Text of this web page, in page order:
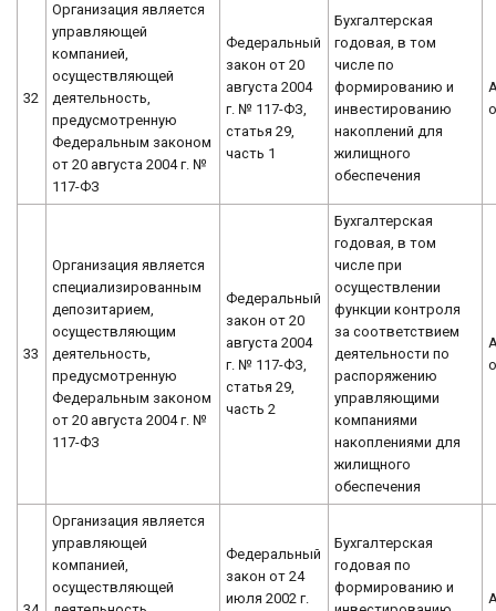
32
Организация является
управляющей
компанией,
осуществляющей
деятельность,
предусмотренную
Федеральным законом
от 20 августа 2004 г. №
117-ФЗ
Федеральный
закон от 20
августа 2004
г. № 117-ФЗ,
статья 29,
часть 1
Бухгалтерская
годовая, в том
числе по
формированию и
инвестированию
накоплений для
жилищного
обеспечения
33
Организация является
специализированным
депозитарием,
осуществляющим
деятельность,
предусмотренную
Федеральным законом
от 20 августа 2004 г. №
117-ФЗ
Федеральный
закон от 20
августа 2004
г. № 117-ФЗ,
статья 29,
часть 2
Бухгалтерская
годовая, в том
числе при
осуществлении
функции контроля
за соответствием
деятельности по
распоряжению
управляющими
компаниями
накоплениями для
жилищного
обеспечения
Организация является
управляющей
компанией,
осуществляющей
Федеральный
закон от 24
июля 2002 г.
Бухгалтерская
годовая по
формированию и